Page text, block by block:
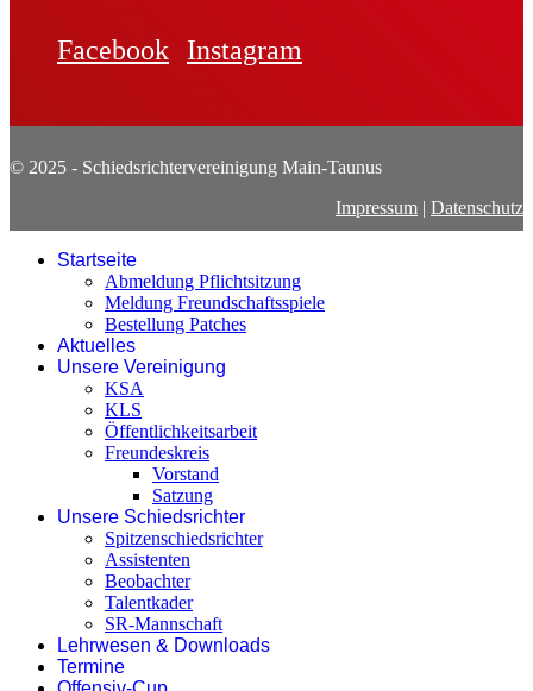
Facebook Instagram
© 2025 - Schiedsrichtervereinigung Main-Taunus
Impressum | Datenschutz
Startseite
Abmeldung Pflichtsitzung
Meldung Freundschaftsspiele
Bestellung Patches
Aktuelles
Unsere Vereinigung
KSA
KLS
Öffentlichkeitsarbeit
Freundeskreis
Vorstand
Satzung
Unsere Schiedsrichter
Spitzenschiedsrichter
Assistenten
Beobachter
Talentkader
SR-Mannschaft
Lehrwesen & Downloads
Termine